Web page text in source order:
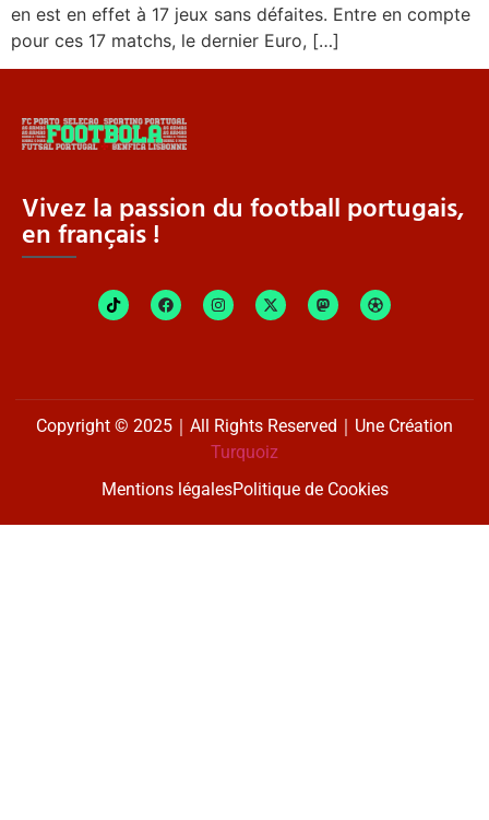
en est en effet à 17 jeux sans défaites. Entre en compte
pour ces 17 matchs, le dernier Euro, […]
Vivez la passion du football portugais,
en français !
Copyright © 2025｜All Rights Reserved｜Une Création
Turquoiz
Mentions légalesPolitique de Cookies